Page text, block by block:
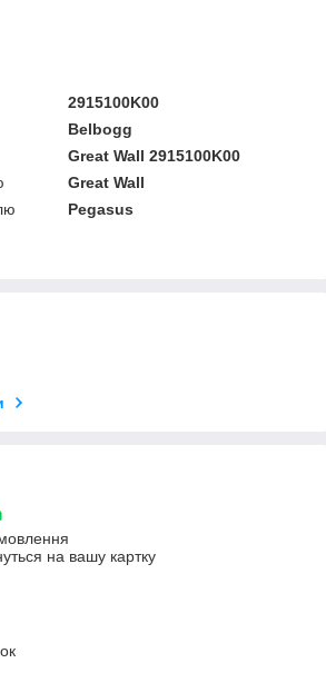
2915100K00
Belbogg
Great Wall 2915100K00
Great Wall
Pegasus
на вашу картку